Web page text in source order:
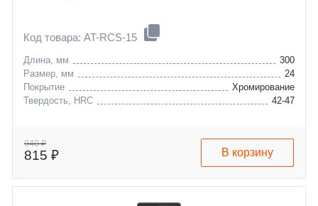
Код товара: AT-RCS-15
Длина, мм
300
Размер, мм
24
Покрытие
Хромирование
Твердость, HRC
42-47
940 ₽
815 ₽ В корзину